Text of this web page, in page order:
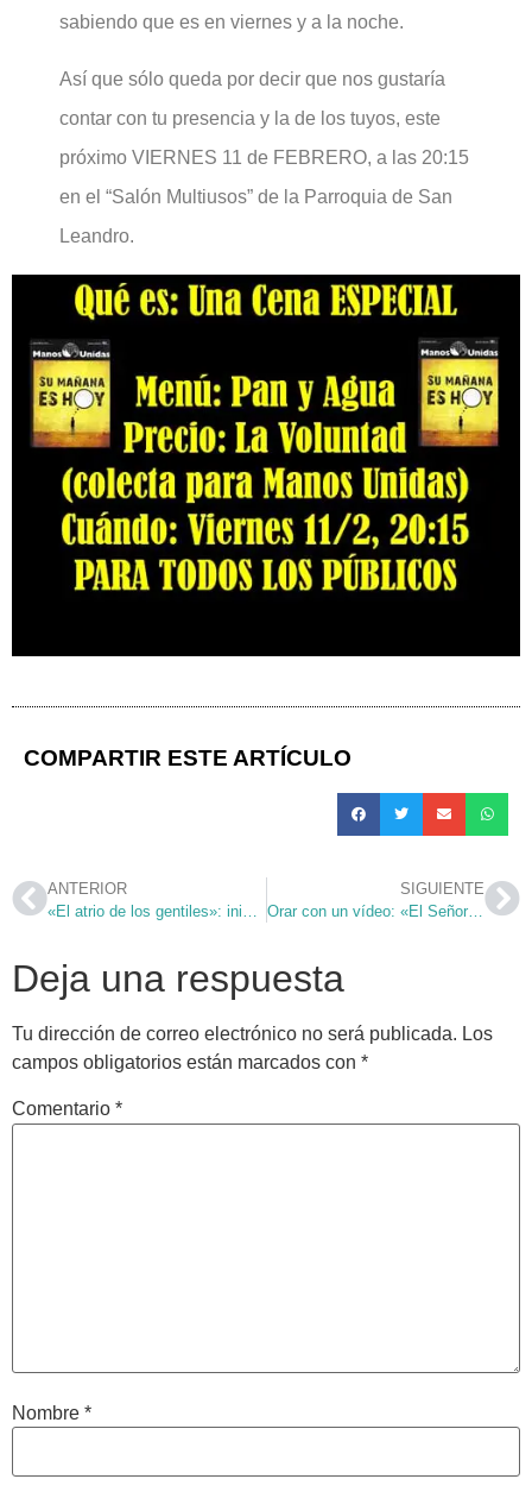
sabiendo que es en viernes y a la noche.
Así que sólo queda por decir que nos gustaría
contar con tu presencia y la de los tuyos, este
próximo VIERNES 11 de FEBRERO, a las 20:15
en el “Salón Multiusos” de la Parroquia de San
Leandro.
COMPARTIR ESTE ARTÍCULO
ANTERIOR
«El atrio de los gentiles»: iniciativa para dialogar con los no creyentes
SIGUIENTE
Orar con un vídeo: «El Señor es mi pastor…»
Deja una respuesta
Tu dirección de correo electrónico no será publicada. Los
campos obligatorios están marcados con *
Comentario *
Nombre *